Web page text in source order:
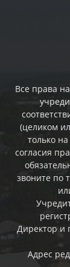
Все права
(целиком
только
согласия
звоните по
Директор и
Адрес